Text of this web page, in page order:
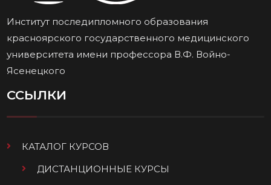
Институт последипломного образования
красноярского государственного медицинского
университета имени профессора В.Ф. Войно-
Ясенецкого
ССЫЛКИ
КАТАЛОГ КУРСОВ
ДИСТАНЦИОННЫЕ КУРСЫ